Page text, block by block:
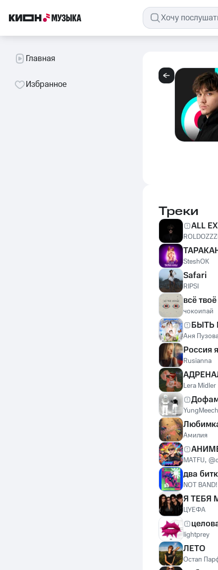
Главная
Избранное
Треки
ALL EX
SteshOK
Safari
RIPSI
всё
чокоипай
БЫТЬ
Аня
Россия
Rusianna
Lera Midler
Амилия
MATFU,
два
NOT BAND!
Я ТЕБЯ
ЦУЕФА
lightprey
ЛЕТО
Остап